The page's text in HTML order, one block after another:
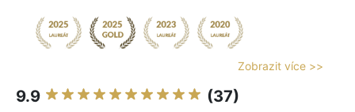
Zobrazit více >>
9.9 (37)